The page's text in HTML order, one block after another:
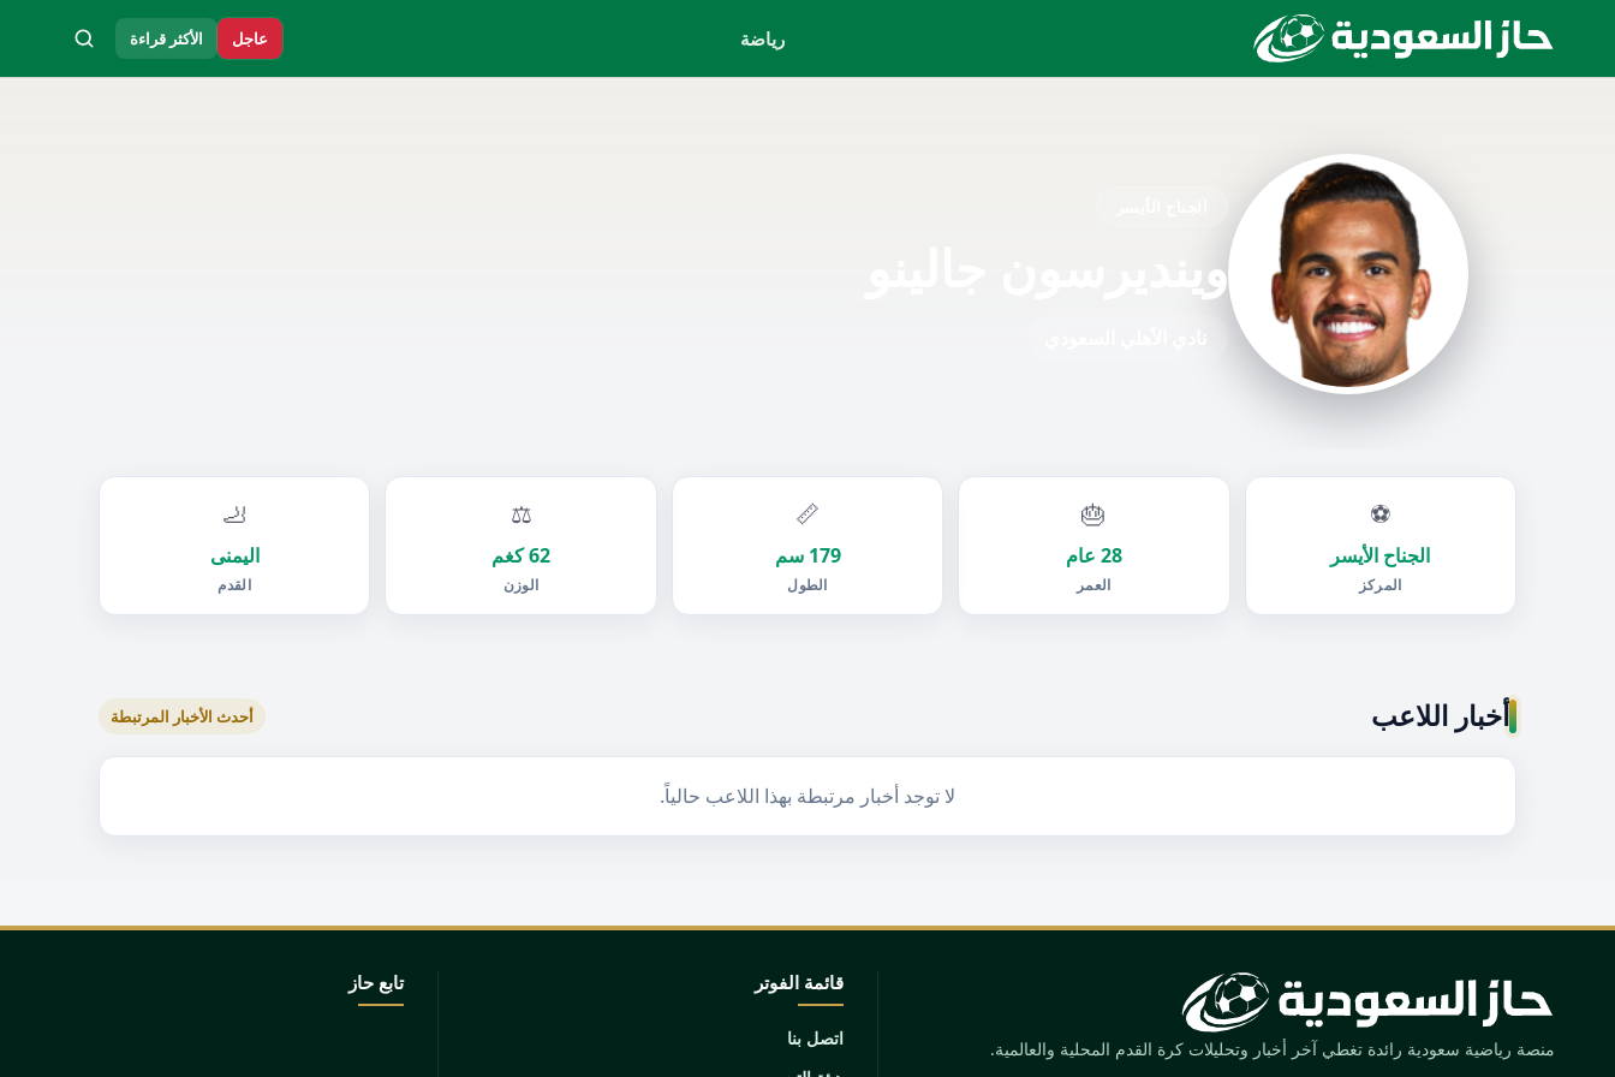
رياضة عاجل الأكثر قراءة
وينديرسون جالينو
⚽
الجناح الأيسر
المركز
🎂
28 عام
العمر
📏
179 سم
الطول
⚖️
62 كغم
الوزن
🦶
اليمنى
القدم
أخبار اللاعب أحدث الأخبار المرتبطة
لا توجد أخبار مرتبطة بهذا اللاعب حالياً.
منصة رياضية سعودية رائدة تغطي آخر أخبار وتحليلات كرة القدم المحلية والعالمية.
قائمة الفوتر
اتصل بنا
تابع حاز